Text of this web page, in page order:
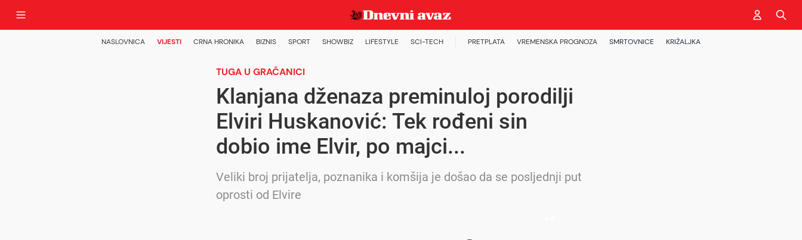
NASLOVNICA VIJESTI CRNA HRONIKA BIZNIS SPORT SHOWBIZ LIFESTYLE SCI-TECH PRETPLATA VREMENSKA PROGNOZA SMRTOVNICE KRIŽALJKA
TUGA U GRAČANICI
Klanjana dženaza preminuloj porodilji
Elviri Huskanović: Tek rođeni sin
dobio ime Elvir, po majci...
Veliki broj prijatelja, poznanika i komšija je došao da se posljednji put
oprosti od Elvire